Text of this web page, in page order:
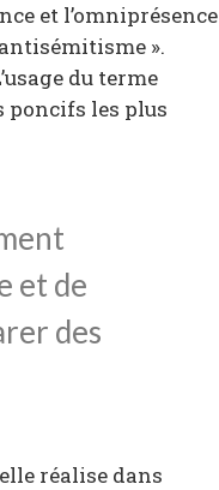
et l’omniprésence
».
du terme
poncifs les plus
et de
des
réalise dans